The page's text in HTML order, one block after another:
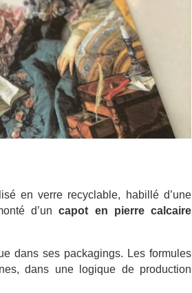
en verre recyclable, habillé d’une
d’uncapot en pierre calcaire
dans ses packagings. Les formules
dans une logique de production